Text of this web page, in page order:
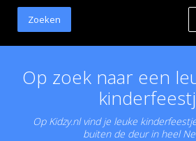
Op zoek naar een
Op Kidzy.nl vind je leuke
buiten de deur in heel